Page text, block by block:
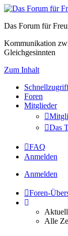
Das Forum für
Kommunikation
Gleichgesinnten
Zum Inhalt
Foren
Mitglieder
Das
FAQ
Anmelden
Anmelden
Foren-
Alle